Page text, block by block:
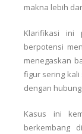
makna lebih
Klarifikasi ini
berpotensi
menegaskan
figur sering
dengan
Kasus ini
berkembang